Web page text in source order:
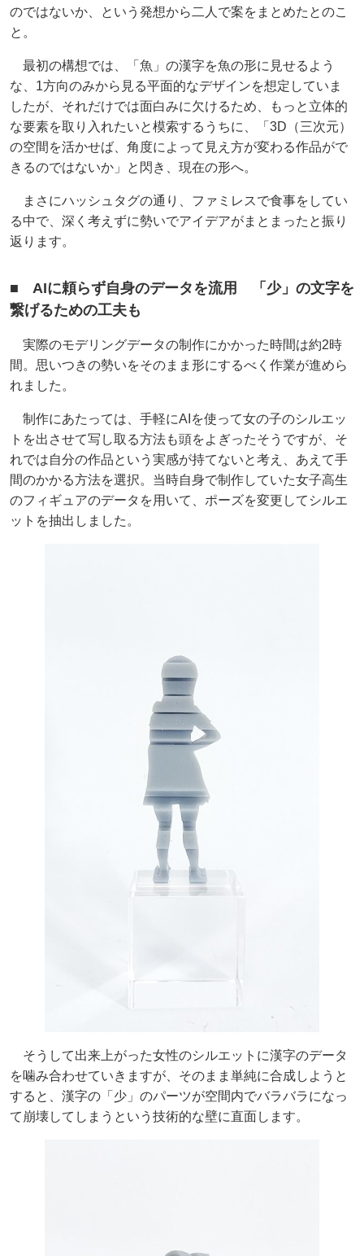
のではないか、という発想から二人で案をまとめたとのこ
と。
最初の構想では、「魚」の漢字を魚の形に見せるよう
な、1方向のみから見る平面的なデザインを想定していま
したが、それだけでは面白みに欠けるため、もっと立体的
な要素を取り入れたいと模索するうちに、「3D（三次元）
の空間を活かせば、角度によって見え方が変わる作品がで
きるのではないか」と閃き、現在の形へ。
まさにハッシュタグの通り、ファミレスで食事をしてい
る中で、深く考えずに勢いでアイデアがまとまったと振り
返ります。
■ AIに頼らず自身のデータを流用 「少」の文字を
繋げるための工夫も
実際のモデリングデータの制作にかかった時間は約2時
間。思いつきの勢いをそのまま形にするべく作業が進めら
れました。
制作にあたっては、手軽にAIを使って女の子のシルエッ
トを出させて写し取る方法も頭をよぎったそうですが、そ
れでは自分の作品という実感が持てないと考え、あえて手
間のかかる方法を選択。当時自身で制作していた女子高生
のフィギュアのデータを用いて、ポーズを変更してシルエ
ットを抽出しました。
そうして出来上がった女性のシルエットに漢字のデータ
を噛み合わせていきますが、そのまま単純に合成しようと
すると、漢字の「少」のパーツが空間内でバラバラになっ
て崩壊してしまうという技術的な壁に直面します。